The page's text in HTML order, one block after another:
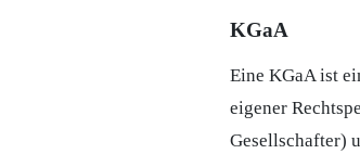
KGaA
Eine KGaA ist
eigener
Gesellschafter)